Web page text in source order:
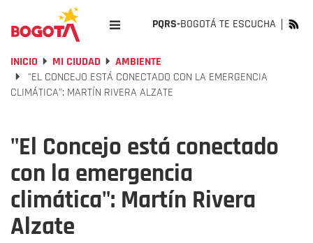
PQRS-BOGOTÁ TE ESCUCHA
INICIO MI CIUDAD
AMBIENTE
"EL CONCEJO ESTÁ CONECTADO CON LA EMERGENCIA
CLIMÁTICA": MARTÍN RIVERA ALZATE
"El Concejo está conectado
con la emergencia
climática": Martín Rivera
Alzate